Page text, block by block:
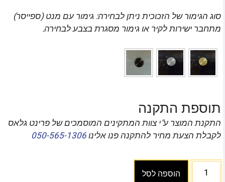
סוג הגימור של הזכוכית ניתן לבחירה: גימור עם מנט (ספייסר)
מתחבר ישירות לקיר או גימור מסגרת בצבע לבחירה.
תוספת התקנה
התקנת המוצר ע"י צוות המתקינים המוסמכים של פרינט גלאס
לקבלת הצעת מחיר להתקנה פנו אלינו050-565-1306
הוספה לסל